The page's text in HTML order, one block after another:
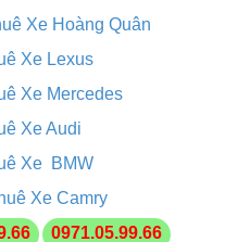
Xe Hoàng Quân
Xe Lexus
Xe Mercedes
Xe Audi
Xe BMW
Xe Camry
0971.05.99.66